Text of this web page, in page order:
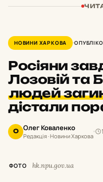
НОВИНИ ХАРКОВА
Росіяни
Лозовій та
людей
дістали
О Олег Коваленко
Редакція · Новини Харкова
ФОТО hk.npu.gov.ua